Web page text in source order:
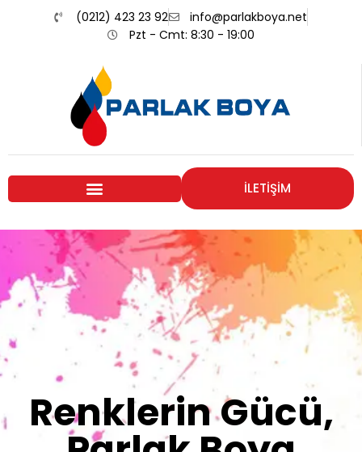
(0212) 423 23 92
info@parlakboya.net
Pzt - Cmt: 8:30 - 19:00
İLETİŞİM
Renklerimiz
Sizin İmzanız
Olsun